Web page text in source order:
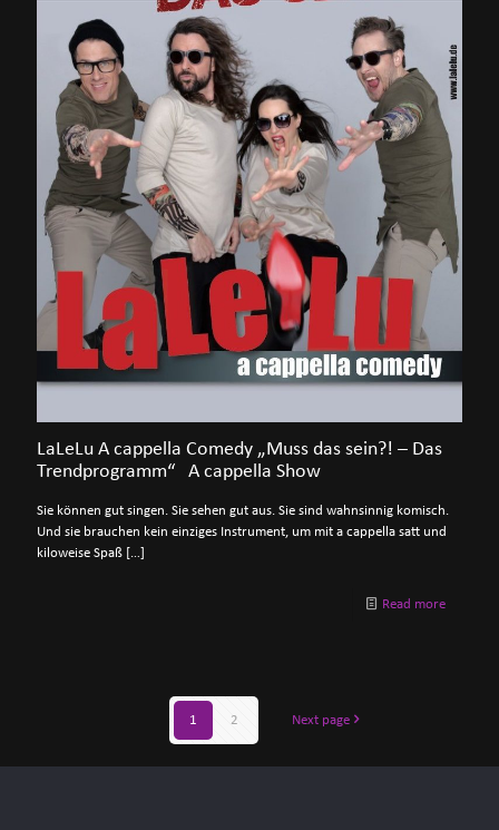
LaLeLu A cappella Comedy „Muss das sein?! – Das
Trendprogramm“ A cappella Show
Sie können gut singen. Sie sehen gut aus. Sie sind wahnsinnig komisch.
Und sie brauchen kein einziges Instrument, um mit a cappella satt und
kiloweise Spaß […]
Read more
1 2 Next page